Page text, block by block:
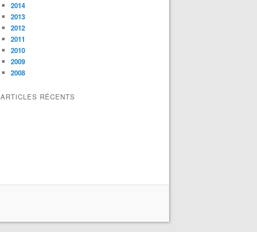
2014
2013
2012
2011
2010
2009
2008
ARTICLES RÉCENTS